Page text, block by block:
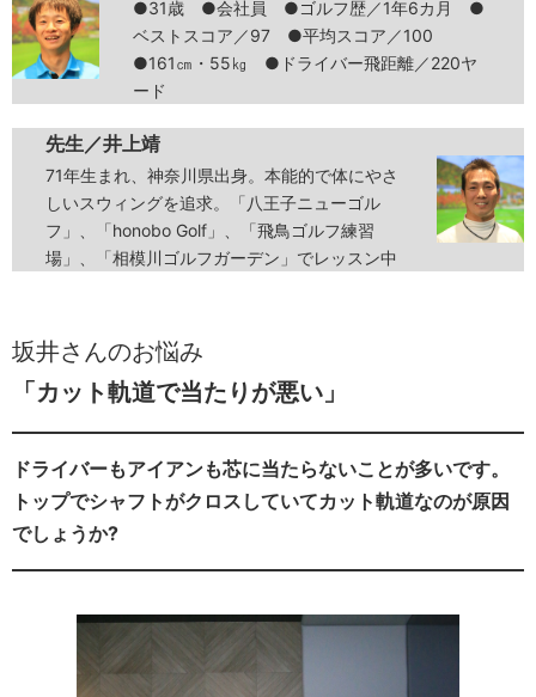
●31歳 ●会社員 ●ゴルフ歴／1年6カ月 ●
ベストスコア／97 ●平均スコア／100
●161㎝・55㎏ ●ドライバー飛距離／220ヤ
ード
先生／井上靖
71年生まれ、神奈川県出身。本能的で体にやさ
しいスウィングを追求。「八王子ニューゴル
フ」、「honobo Golf」、「飛鳥ゴルフ練習
場」、「相模川ゴルフガーデン」でレッスン中
坂井さんのお悩み
「カット軌道で当たりが悪い」
ドライバーもアイアンも芯に当たらないことが多いです。
トップでシャフトがクロスしていてカット軌道なのが原因
でしょうか?